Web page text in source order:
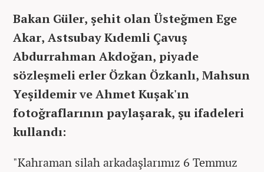
Bakan Güler, şehit olan Üsteğmen Ege
Akar, Astsubay Kıdemli Çavuş
Abdurrahman Akdoğan, piyade
sözleşmeli erler Özkan Özkanlı, Mahsun
Yeşildemir ve Ahmet Kuşak'ın
fotoğraflarının paylaşarak, şu ifadeleri
kullandı:
"Kahraman silah arkadaşlarımız 6 Temmuz